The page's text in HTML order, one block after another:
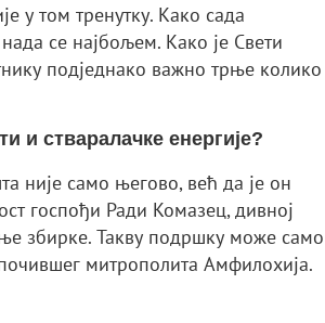
у том тренутку. Како сада
се најбољем. Како је Свети
подједнако важно трње колико
и стваралачке енергије?
није само његово, већ да је он
госпођи Ради Комазец, дивној
збирке. Такву подршку може само
митрополита Амфилохија.